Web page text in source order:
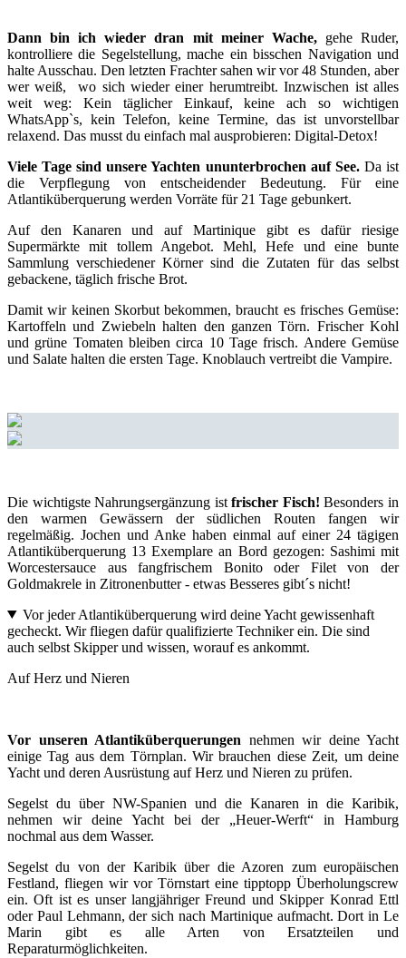
Dann bin ich wieder dran mit meiner Wache,gehe Ruder,
kontrolliere die Segelstellung, mache ein bisschen Navigation und
halte Ausschau. Den letzten Frachter sahen wir vor 48 Stunden, aber
wer weiß, wo sich wieder einer herumtreibt. Inzwischen ist alles
weit weg: Kein täglicher Einkauf, keine ach so wichtigen
WhatsApp`s, kein Telefon, keine Termine, das ist unvorstellbar
relaxend. Das musst du einfach mal ausprobieren: Digital-Detox!
Viele Tage sind unsere Yachten ununterbrochen auf See.Da ist
die Verpflegung von entscheidender Bedeutung. Für eine
Atlantiküberquerung werden Vorräte für 21 Tage gebunkert.
Auf den Kanaren und auf Martinique gibt es dafür riesige
Supermärkte mit tollem Angebot. Mehl, Hefe und eine bunte
Sammlung verschiedener Körner sind die Zutaten für das selbst
gebackene, täglich frische Brot.
Damit wir keinen Skorbut bekommen, braucht es frisches Gemüse:
Kartoffeln und Zwiebeln halten den ganzen Törn. Frischer Kohl
und grüne Tomaten bleiben circa 10 Tage frisch. Andere Gemüse
und Salate halten die ersten Tage. Knoblauch vertreibt die Vampire.
Die wichtigste Nahrungsergänzung istfrischer Fisch! Besonders in
den warmen Gewässern der südlichen Routen fangen wir
regelmäßig. Jochen und Anke haben einmal auf einer 24 tägigen
Atlantiküberquerung 13 Exemplare an Bord gezogen: Sashimi mit
Worcestersauce aus fangfrischem Bonito oder Filet von der
Goldmakrele in Zitronenbutter - etwas Besseres gibt´s nicht!
Vor jeder Atlantiküberquerung wird deine Yacht gewissenhaft
gecheckt. Wir fliegen dafür qualifizierte Techniker ein. Die sind
auch selbst Skipper und wissen, worauf es ankommt.
Auf Herz und Nieren
Vor unseren Atlantiküberquerungen nehmen wir deine Yacht
einige Tag aus dem Törnplan. Wir brauchen diese Zeit, um deine
Yacht und deren Ausrüstung auf Herz und Nieren zu prüfen.
Segelst du über NW-Spanien und die Kanaren in die Karibik,
nehmen wir deine Yacht bei der „Heuer-Werft“ in Hamburg
nochmal aus dem Wasser.
Segelst du von der Karibik über die Azoren zum europäischen
Festland, fliegen wir vor Törnstart eine tipptopp Überholungscrew
ein. Oft ist es unser langjähriger Freund und Skipper Konrad Ettl
oder Paul Lehmann, der sich nach Martinique aufmacht. Dort in Le
Marin gibt es alle Arten von Ersatzteilen und
Reparaturmöglichkeiten.